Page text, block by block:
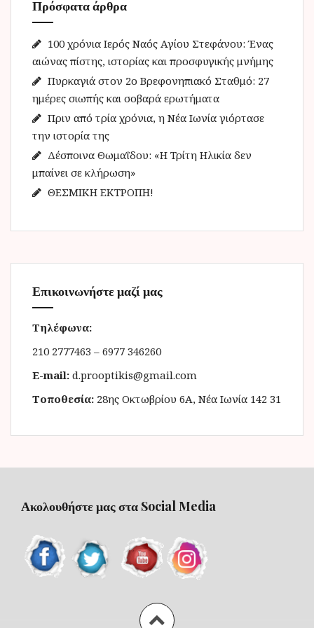
σ
η
γ
ι
α
:
Πρόσφατα άρθρα
100 χρόνια Ιερός Ναός Αγίου Στεφάνου: Ένας
αιώνας πίστης, ιστορίας και προσφυγικής μνήμης
Πυρκαγιά στον 2ο Βρεφονηπιακό Σταθμό: 27
ημέρες σιωπής και σοβαρά ερωτήματα
Πριν από τρία χρόνια, η Νέα Ιωνία γιόρτασε
την ιστορία της
Δέσποινα Θωμαΐδου: «Η Τρίτη Ηλικία δεν
μπαίνει σε κλήρωση»
ΘΕΣΜΙΚΗ ΕΚΤΡΟΠΗ!
Επικοινωνήστε μαζί μας
Τηλέφωνα:
210 2777463 – 6977 346260
E-mail: d.prooptikis@gmail.com
Τοποθεσία: 28ης Οκτωβρίου 6Α, Νέα Ιωνία 142 31
Ακολουθήστε μας στα Social Media